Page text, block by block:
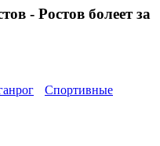
- Ростов болеет за
Спортивные